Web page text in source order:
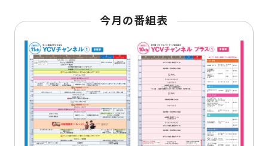
今月の番組表